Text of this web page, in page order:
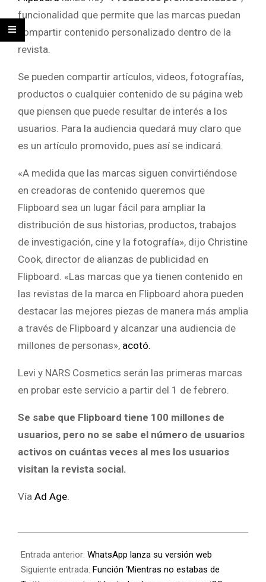
funcionalidad que permite que las marcas puedan
compartir contenido personalizado dentro de la
revista.
Se pueden compartir artículos, videos, fotografías,
productos o cualquier contenido de su página web
que piensen que puede resultar de interés a los
usuarios. Para la audiencia quedará muy claro que
es un artículo promovido, pues así se indicará.
«A medida que las marcas siguen convirtiéndose
en creadoras de contenido queremos que
Flipboard sea un lugar fácil para ampliar la
distribución de sus historias, productos, trabajos
de investigación, cine y la fotografía», dijo Christine
Cook, director de alianzas de publicidad en
Flipboard. «Las marcas que ya tienen contenido en
las revistas de la marca en Flipboard ahora pueden
destacar las mejores piezas de manera más amplia
a través de Flipboard y alcanzar una audiencia de
millones de personas», acotó.
Levi y NARS Cosmetics serán las primeras marcas
en probar este servicio a partir del 1 de febrero.
Se sabe que Flipboard tiene 100 millones de
usuarios, pero no se sabe el número de usuarios
activos on cuántas veces al mes los usuarios
visitan la revista social.
Vía Ad Age.
Entrada anterior: WhatsApp lanza su versión web
Siguiente entrada: Función ‘Mientras no estabas de